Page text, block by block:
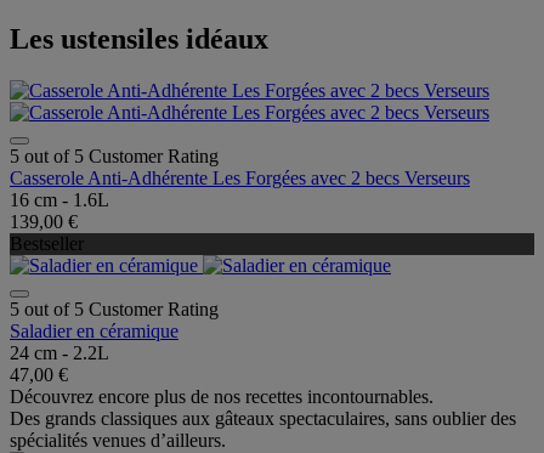
Les ustensiles idéaux
5 out of 5 Customer Rating
Casserole Anti-Adhérente Les Forgées avec 2 becs Verseurs
16 cm - 1.6L
139,00 €
Bestseller
5 out of 5 Customer Rating
Saladier en céramique
24 cm - 2.2L
47,00 €
Découvrez encore plus de nos recettes incontournables.
Des grands classiques aux gâteaux spectaculaires, sans oublier des
spécialités venues d’ailleurs.